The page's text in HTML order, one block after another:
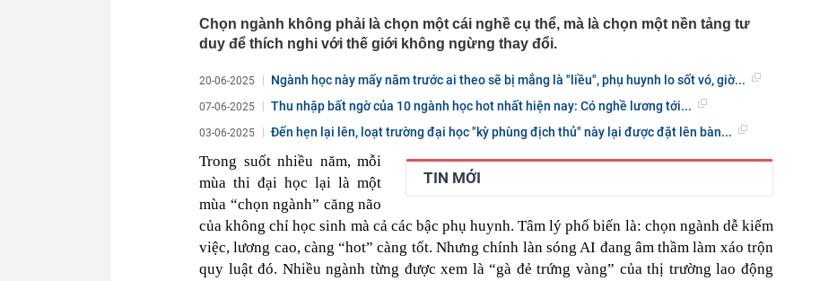
Chọn ngành không phải là chọn một cái nghề cụ thể, mà là chọn một nền tảng tư
duy để thích nghi với thế giới không ngừng thay đổi.
20-06-2025 Ngành học này mấy năm trước ai theo sẽ bị mắng là "liều", phụ huynh lo sốt vó, giờ...
07-06-2025 Thu nhập bất ngờ của 10 ngành học hot nhất hiện nay: Có nghề lương tới...
03-06-2025 Đến hẹn lại lên, loạt trường đại học "kỳ phùng địch thủ" này lại được đặt lên bàn...
TIN MỚI
Trong suốt nhiều năm, mỗi
mùa thi đại học lại là một
mùa “chọn ngành” căng não
của không chỉ học sinh mà cả các bậc phụ huynh. Tâm lý phổ biến là: chọn ngành dễ kiếm
việc, lương cao, càng “hot” càng tốt. Nhưng chính làn sóng AI đang âm thầm làm xáo trộn
quy luật đó. Nhiều ngành từng được xem là “gà đẻ trứng vàng” của thị trường lao động